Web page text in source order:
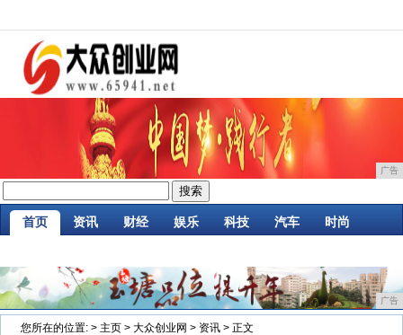
广告
首页 资讯 财经 娱乐 科技 汽车 时尚
广告
您所在的位置: > 主页 > 大众创业网 > 资讯 > 正文